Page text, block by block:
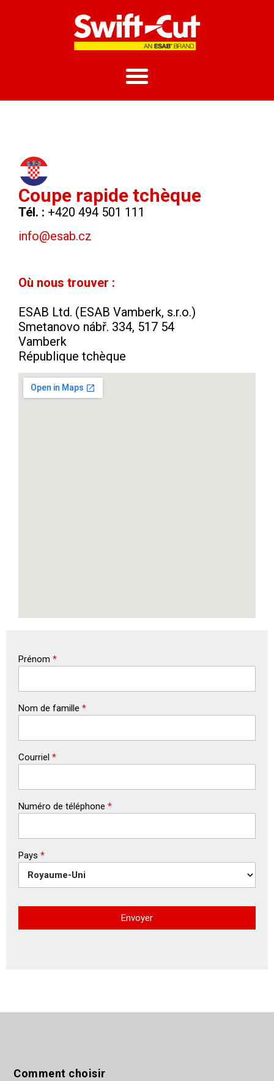
Coupe rapide tchèque
Tél. : +420 494 501 111
info@esab.cz
Où nous trouver :
ESAB Ltd. (ESAB Vamberk, s.r.o.)
Smetanovo nábř. 334, 517 54
Vamberk
République tchèque
Prénom *
Nom de famille *
Courriel *
Numéro de téléphone *
Pays *
Envoyer
Comment choisir